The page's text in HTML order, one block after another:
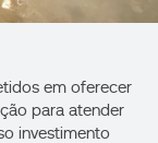
em oferecer
para atender
investimento